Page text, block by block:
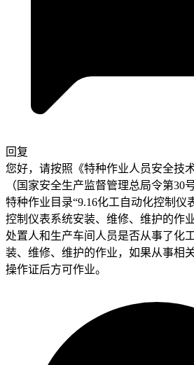
回复
您好，请按照《特种作业人员安全技
（国家安全生产监督管理总局令第30
特种作业目录“9.16化工自动化控制仪
控制仪表系统安装、维修、维护的作
处置人和生产车间人员是否从事了化
装、维修、维护的作业，如果从事相
操作证后方可作业。